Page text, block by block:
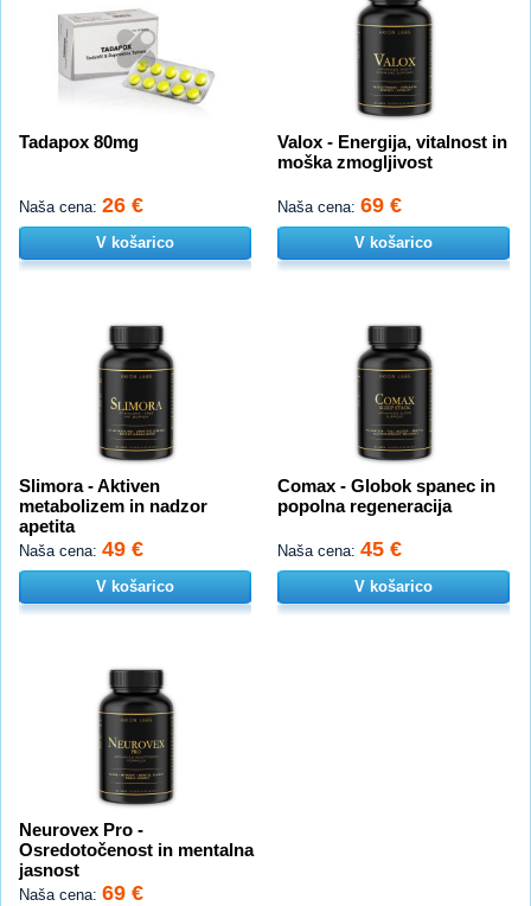
Tadapox 80mg
Naša cena: 26 €
V košarico
Valox - Energija, vitalnost in
moška zmogljivost
Naša cena: 69 €
V košarico
Slimora - Aktiven
metabolizem in nadzor
apetita
Naša cena: 49 €
V košarico
Comax - Globok spanec in
popolna regeneracija
Naša cena: 45 €
V košarico
Neurovex Pro -
Osredotočenost in mentalna
jasnost
Naša cena: 69 €